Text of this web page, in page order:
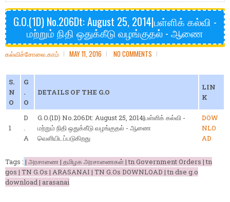
G.O.(1D) No.206Dt: August 25, 2014|பள்ளிக் கல்வி -
மற்றும் நிதி ஒதுக்கீடு வழங்குதல் - ஆணை
கல்விச்சோலை.காம் MAY 11, 2016 NO COMMENTS
S.
N
O
G
.
O
DETAILS OF THE G.O
LIN
K
1
D
.
A
G.O.(1D) No.206Dt: August 25, 2014|பள்ளிக் கல்வி -
மற்றும் நிதி ஒதுக்கீடு வழங்குதல் - ஆணை
வெளியிடப்படுகிறது
DOW
NLO
AD
Tags : | அரசாணை | தமிழக அரசாணைகள் | tn Government Orders | tn
gos | TN G.Os | ARASANAI | TN G.Os DOWNLOAD | tn dse g.o
download | arasanai